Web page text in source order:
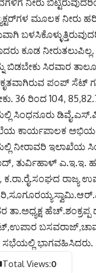
ನೀರು
ಮೂಲಕ ನೀರು
ಕೂಡ
ಬಿಡಬೇಕು ಸಿರವಾರ
ಪಂಪ್ ಸೆಟ್
36 ರಿಂದ 104,
ಸಿಂಧನೂರು
ಕಾರ್ಯಪಾಲಕ
ನೀರಾವರಿ ಇಲಾಖೆಯ
ತುರ್ವಿಹಾಳ್ ಎ.ಇ.ಇ.
ರಾಜ್ಯ
ತಾ.ಅಧ್ಯಕ್ಷ
ಸಭೆಯಲ್ಲಿ ಭಾಗವಹಿಸಿದರು.
Total Views:0